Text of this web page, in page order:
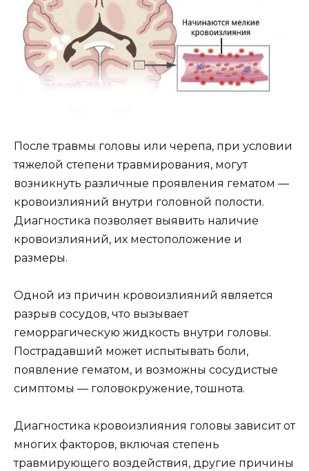
После травмы головы или черепа, при условии
тяжелой степени травмирования, могут
возникнуть различные проявления гематом —
кровоизлияний внутри головной полости.
Диагностика позволяет выявить наличие
кровоизлияний, их местоположение и
размеры.
Одной из причин кровоизлияний является
разрыв сосудов, что вызывает
геморрагическую жидкость внутри головы.
Пострадавший может испытывать боли,
появление гематом, и возможны сосудистые
симптомы — головокружение, тошнота.
Диагностика кровоизлияния головы зависит от
многих факторов, включая степень
травмирующего воздействия, другие причины